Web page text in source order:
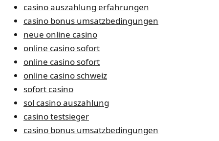
casino auszahlung erfahrungen
casino bonus umsatzbedingungen
neue online casino
online casino sofort
online casino sofort
online casino schweiz
sofort casino
sol casino auszahlung
casino testsieger
casino bonus umsatzbedingungen